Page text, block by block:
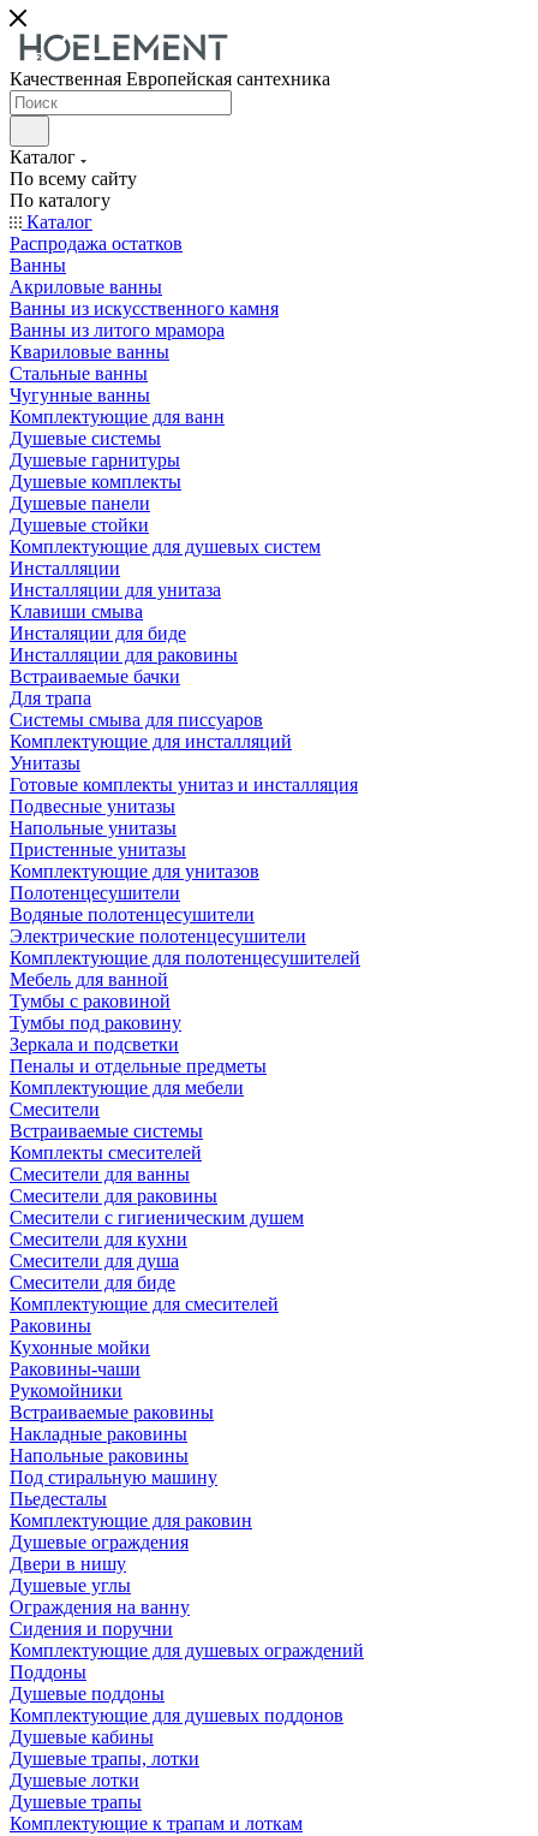
Качественная Европейская сантехника
Каталог
По всему сайту
По каталогу
Каталог
Распродажа остатков
Ванны
Акриловые ванны
Ванны из искусственного камня
Ванны из литого мрамора
Квариловые ванны
Стальные ванны
Чугунные ванны
Комплектующие для ванн
Душевые системы
Душевые гарнитуры
Душевые комплекты
Душевые панели
Душевые стойки
Комплектующие для душевых систем
Инсталляции
Инсталляции для унитаза
Клавиши смыва
Инсталяции для биде
Инсталляции для раковины
Встраиваемые бачки
Для трапа
Системы смыва для писсуаров
Комплектующие для инсталляций
Унитазы
Готовые комплекты унитаз и инсталляция
Подвесные унитазы
Напольные унитазы
Пристенные унитазы
Комплектующие для унитазов
Полотенцесушители
Водяные полотенцесушители
Электрические полотенцесушители
Комплектующие для полотенцесушителей
Мебель для ванной
Тумбы с раковиной
Тумбы под раковину
Зеркала и подсветки
Пеналы и отдельные предметы
Комплектующие для мебели
Смесители
Встраиваемые системы
Комплекты смесителей
Смесители для ванны
Смесители для раковины
Смесители с гигиеническим душем
Смесители для кухни
Смесители для душа
Смесители для биде
Комплектующие для смесителей
Раковины
Кухонные мойки
Раковины-чаши
Рукомойники
Встраиваемые раковины
Накладные раковины
Напольные раковины
Под стиральную машину
Пьедесталы
Комплектующие для раковин
Душевые ограждения
Двери в нишу
Душевые углы
Ограждения на ванну
Сидения и поручни
Комплектующие для душевых ограждений
Поддоны
Душевые поддоны
Комплектующие для душевых поддонов
Душевые кабины
Душевые трапы, лотки
Душевые лотки
Душевые трапы
Комплектующие к трапам и лоткам